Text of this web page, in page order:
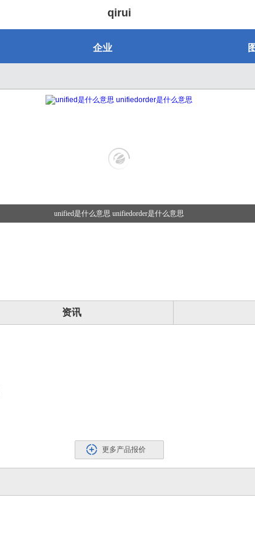
qirui
企业
unified是什么意思 unifiedorder是什么意思
资讯
更多产品报价